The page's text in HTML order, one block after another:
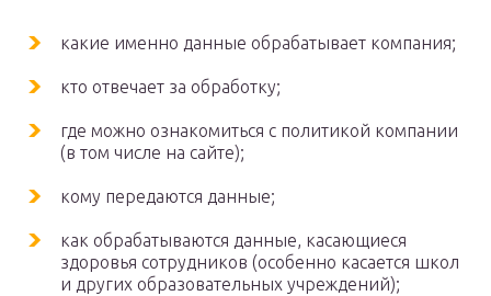
какие именно данные обрабатывает компания;
кто отвечает за обработку;
где можно ознакомиться с политикой компании
(в том числе на сайте);
кому передаются данные;
как обрабатываются данные, касающиеся
здоровья сотрудников (особенно касается школ
и других образовательных учреждений);